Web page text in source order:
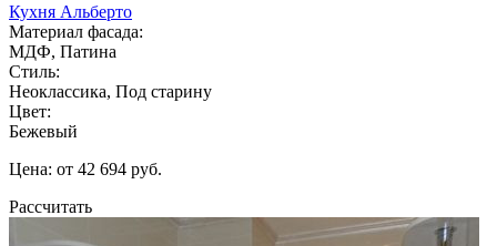
Кухня Альберто
Материал фасада:
МДФ, Патина
Стиль:
Неоклассика, Под старину
Цвет:
Бежевый
Цена: от 42 694 руб.
Рассчитать